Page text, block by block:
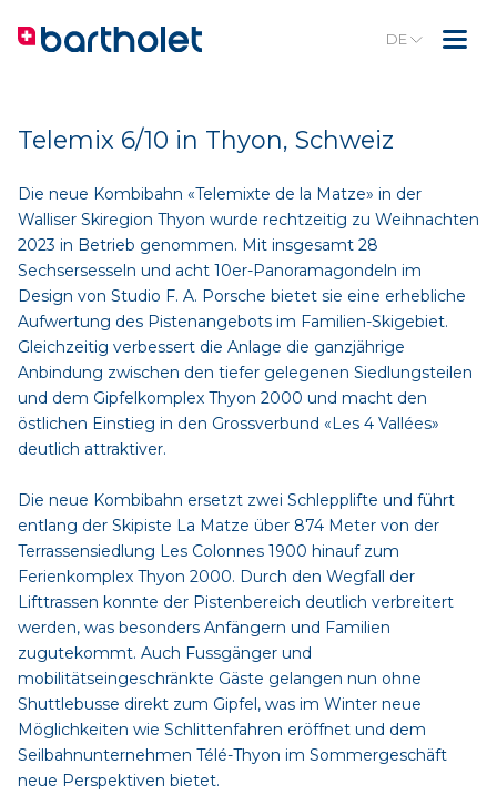
DE
Telemix 6/10 in Thyon, Schweiz
Die neue Kombibahn «Telemixte de la Matze» in der
Walliser Skiregion Thyon wurde rechtzeitig zu Weihnachten
2023 in Betrieb genommen. Mit insgesamt 28
Sechsersesseln und acht 10er-Panoramagondeln im
Design von Studio F. A. Porsche bietet sie eine erhebliche
Aufwertung des Pistenangebots im Familien-Skigebiet.
Gleichzeitig verbessert die Anlage die ganzjährige
Anbindung zwischen den tiefer gelegenen Siedlungsteilen
und dem Gipfelkomplex Thyon 2000 und macht den
östlichen Einstieg in den Grossverbund «Les 4 Vallées»
deutlich attraktiver.
Die neue Kombibahn ersetzt zwei Schlepplifte und führt
entlang der Skipiste La Matze über 874 Meter von der
Terrassensiedlung Les Colonnes 1900 hinauf zum
Ferienkomplex Thyon 2000. Durch den Wegfall der
Lifttrassen konnte der Pistenbereich deutlich verbreitert
werden, was besonders Anfängern und Familien
zugutekommt. Auch Fussgänger und
mobilitätseingeschränkte Gäste gelangen nun ohne
Shuttlebusse direkt zum Gipfel, was im Winter neue
Möglichkeiten wie Schlittenfahren eröffnet und dem
Seilbahnunternehmen Télé-Thyon im Sommergeschäft
neue Perspektiven bietet.